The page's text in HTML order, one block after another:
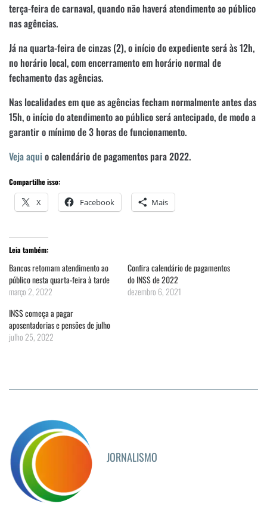
terça-feira de carnaval, quando não haverá atendimento ao público
nas agências.
Já na quarta-feira de cinzas (2), o início do expediente será às 12h,
no horário local, com encerramento em horário normal de
fechamento das agências.
Nas localidades em que as agências fecham normalmente antes das
15h, o início do atendimento ao público será antecipado, de modo a
garantir o mínimo de 3 horas de funcionamento.
Veja aqui o calendário de pagamentos para 2022.
Compartilhe isso:
X Facebook Mais
Leia também:
Bancos retomam atendimento ao
público nesta quarta-feira à tarde
março 2, 2022
Confira calendário de pagamentos
do INSS de 2022
dezembro 6, 2021
INSS começa a pagar
aposentadorias e pensões de julho
julho 25, 2022
JORNALISMO